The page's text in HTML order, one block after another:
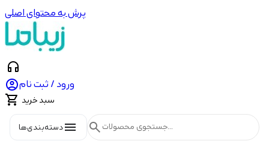
پرش به محتوای اصلی
headphones
ورود / ثبت نام
 سبد خرید
menuدسته‌بندی‌ها search